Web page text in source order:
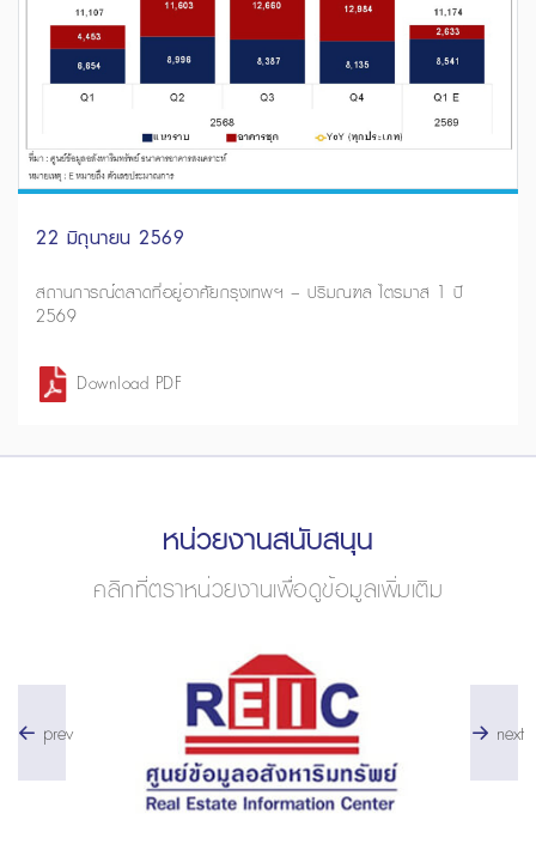
22 มิถุนายน 2569
สถานการณ์ตลาดที่อยู่อาศัยกรุงเทพฯ – ปริมณฑล ไตรมาส 1 ปี
2569
Download PDF
หน่วยงานสนับสนุน
คลิกที่ตราหน่วยงานเพื่อดูข้อมูลเพิ่มเติม
prev next